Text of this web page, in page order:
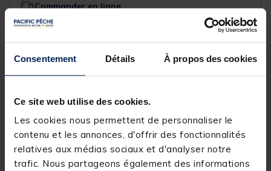
Consentement Détails À propos des cookies
Ce site web utilise des cookies.
Les cookies nous permettent de personnaliser le
contenu et les annonces, d'offrir des fonctionnalités
relatives aux médias sociaux et d'analyser notre
trafic. Nous partageons également des informations
Commander en ligne
Expédition sous 24 h
Acheter en magasin
Réserver en ligne et payer en magasin